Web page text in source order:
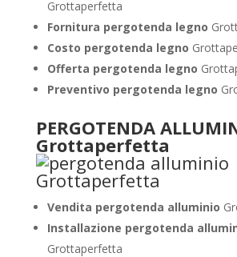
Grottaperfetta
Fornitura pergotenda legno
Costo pergotenda legno
Offerta pergotenda legno
Preventivo pergotenda legno
PERGOTENDA
Grottaperfetta
Vendita pergotenda alluminio
Installazione pergotenda
Grottaperfetta